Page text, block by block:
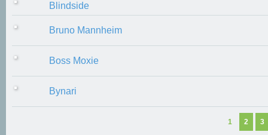
Blindside
Bruno Mannheim
Boss Moxie
Bynari
1 2 3